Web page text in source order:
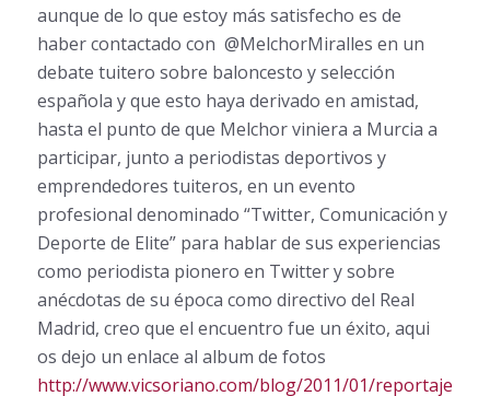
aunque de lo que estoy más satisfecho es de
haber contactado con @MelchorMiralles en un
debate tuitero sobre baloncesto y selección
española y que esto haya derivado en amistad,
hasta el punto de que Melchor viniera a Murcia a
participar, junto a periodistas deportivos y
emprendedores tuiteros, en un evento
profesional denominado “Twitter, Comunicación y
Deporte de Elite” para hablar de sus experiencias
como periodista pionero en Twitter y sobre
anécdotas de su época como directivo del Real
Madrid, creo que el encuentro fue un éxito, aqui
os dejo un enlace al album de fotos
http://www.vicsoriano.com/blog/2011/01/reportaje-